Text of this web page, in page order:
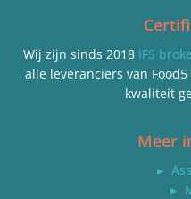
Wij zijn sinds 2018 IFS
alle leveranciers van
kwaliteit
Meer
▸
▸